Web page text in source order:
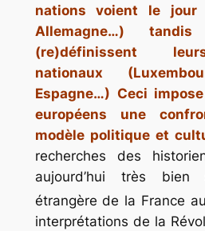
nations voient le jour
Allemagne…)
(re)définissent
nationaux
Espagne…) Ceci
européens une
modèle politique et
recherches des
aujourd’hui très
étrangère de la France
interprétations de la